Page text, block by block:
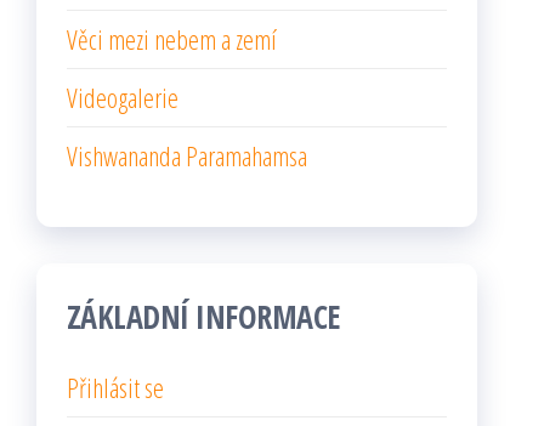
Věci mezi nebem a zemí
Videogalerie
Vishwananda Paramahamsa
ZÁKLADNÍ INFORMACE
Přihlásit se